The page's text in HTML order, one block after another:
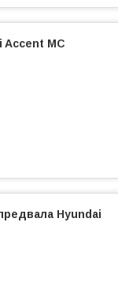
Accent МС
Hyundai